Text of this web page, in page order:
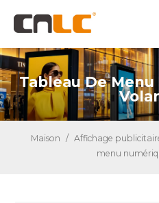
Tableau De
Maison / Affichage
menu